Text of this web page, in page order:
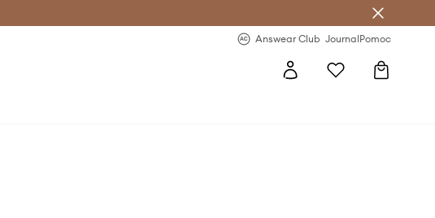
Answear Club JournalPomoc